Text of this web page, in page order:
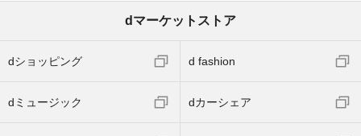
dマーケットストア
dショッピング d fashion
dミュージック dカーシェア